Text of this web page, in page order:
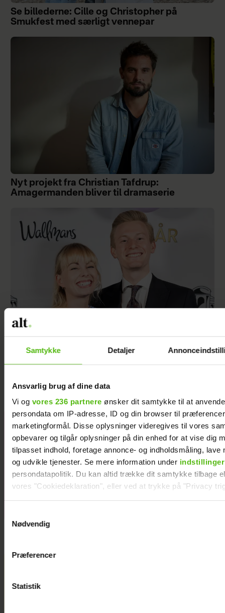
Samtykke Detaljer
Ansvarlig brug af dine data
Vi og vores 236 partnere ønsker dit samtykke til at
persondata om IP-adresse, ID og din browser til
marketingformål. Disse oplysninger videregives til vores
opbevarer og tilgår oplysninger på din enhed for at vise dig
tilpasset indhold, foretage annonce- og indholdsmåling, lave
og udvikle tjenester. Se mere information under indstillinger
persondatapolitik. Du kan altid trække dit samtykke tilbage
vores "Cookiedeklaration", eller ved at trykke på "Privacy
Vi anvender egne cookies og cookies fra tredjeparter til at
generere statistik og huske dine præferencer samt til brug
Nødvendig
Præferencer
Statistik
Se billederne: Cille og Christopher på
Smukfest med særligt vennepar
Nyt projekt fra Christian Tafdrup:
Amagermanden bliver til dramaserie
Albert Harson åbner op: Sådan var det at
kysse en mand
Efter lang
pause: Nu
bryder Jackie
Navarro
tavsheden med
stor afsløring